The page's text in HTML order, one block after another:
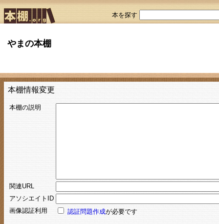
本を探す
やまの本棚
本棚情報変更
本棚の説明
関連URL
アソシエイトID
画像認証利用
認証問題作成が必要です